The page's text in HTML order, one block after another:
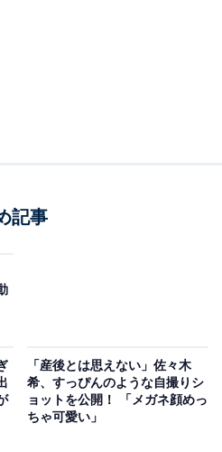
記事
「産後とは思えない」佐々木
希、すっぴんのような自撮りシ
ョットを公開！ 「メガネ顔めっ
ちゃ可愛い」